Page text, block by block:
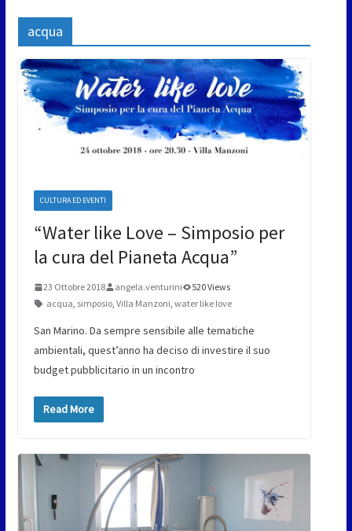
acqua
CULTURA ED EVENTI
“Water like Love – Simposio per
la cura del Pianeta Acqua”
23 Ottobre 2018 angela.venturini
520 Views
acqua, simposio, Villa Manzoni, water like love
San Marino. Da sempre sensibile alle tematiche
ambientali, quest’anno ha deciso di investire il suo
budget pubblicitario in un incontro
Read More